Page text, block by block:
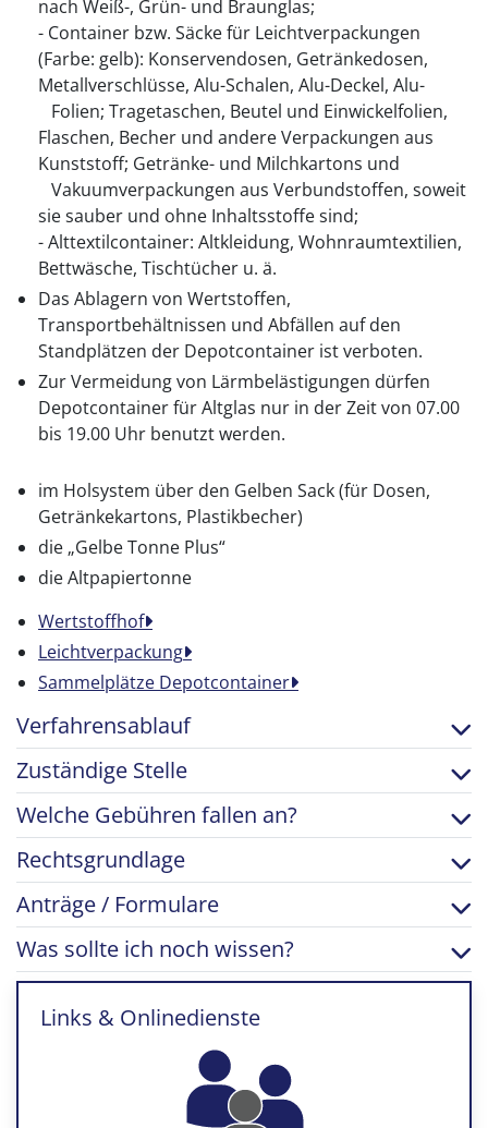
nach Weiß-, Grün- und Braunglas;
- Container bzw. Säcke für Leichtverpackungen
(Farbe: gelb): Konservendosen, Getränkedosen,
Metallverschlüsse, Alu-Schalen, Alu-Deckel, Alu-
Folien; Tragetaschen, Beutel und Einwickelfolien,
Flaschen, Becher und andere Verpackungen aus
Kunststoff; Getränke- und Milchkartons und
Vakuumverpackungen aus Verbundstoffen, soweit
sie sauber und ohne Inhaltsstoffe sind;
- Alttextilcontainer: Altkleidung, Wohnraumtextilien,
Bettwäsche, Tischtücher u. ä.
Das Ablagern von Wertstoffen,
Transportbehältnissen und Abfällen auf den
Standplätzen der Depotcontainer ist verboten.
Zur Vermeidung von Lärmbelästigungen dürfen
Depotcontainer für Altglas nur in der Zeit von 07.00
bis 19.00 Uhr benutzt werden.
im Holsystem über den Gelben Sack (für Dosen,
Getränkekartons, Plastikbecher)
die „Gelbe Tonne Plus“
die Altpapiertonne
Wertstoffhof
Leichtverpackung
Sammelplätze Depotcontainer
Verfahrensablauf
Zuständige Stelle
Welche Gebühren fallen an?
Rechtsgrundlage
Anträge / Formulare
Was sollte ich noch wissen?
Links & Onlinedienste